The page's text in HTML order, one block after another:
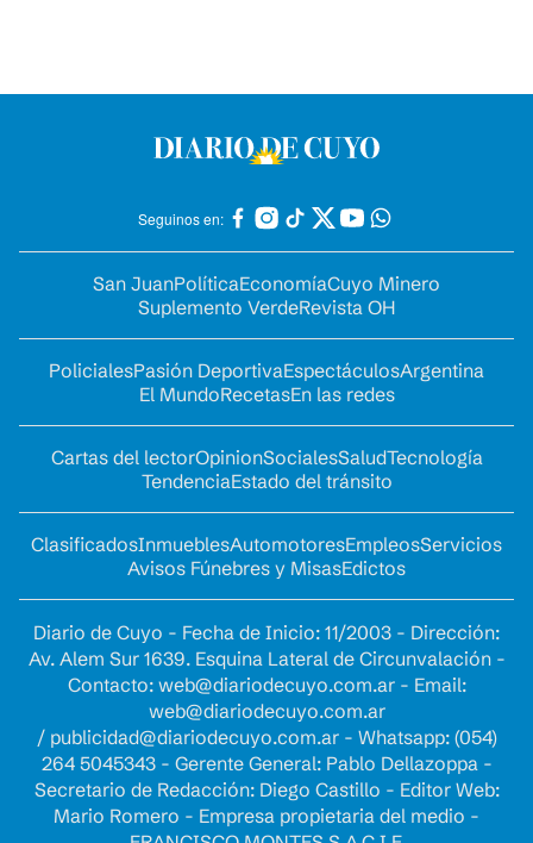
Seguinos en:
San JuanPolíticaEconomíaCuyo Minero
Suplemento VerdeRevista OH
PolicialesPasión DeportivaEspectáculosArgentina
El MundoRecetasEn las redes
Cartas del lectorOpinionSocialesSaludTecnología
TendenciaEstado del tránsito
ClasificadosInmueblesAutomotoresEmpleosServicios
Avisos Fúnebres y MisasEdictos
Diario de Cuyo - Fecha de Inicio: 11/2003 - Dirección:
Av. Alem Sur 1639. Esquina Lateral de Circunvalación -
Contacto: web@diariodecuyo.com.ar- Email:
web@diariodecuyo.com.ar
/ publicidad@diariodecuyo.com.ar- Whatsapp: (054)
264 5045343 - Gerente General: Pablo Dellazoppa -
Secretario de Redacción: Diego Castillo - Editor Web:
Mario Romero - Empresa propietaria del medio -